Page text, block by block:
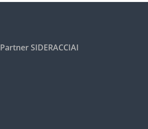
Partner SIDERACCIAI